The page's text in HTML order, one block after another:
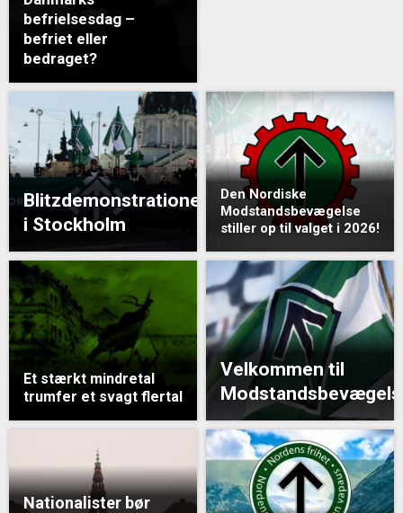
befrielsesdag –
befriet eller
bedraget?
Blitzdemonstrationen
i Stockholm
Den Nordiske
Modstandsbevægelse
stiller op til valget i 2026!
Et stærkt mindretal
trumfer et svagt flertal
Velkommen til
Nationalister bør